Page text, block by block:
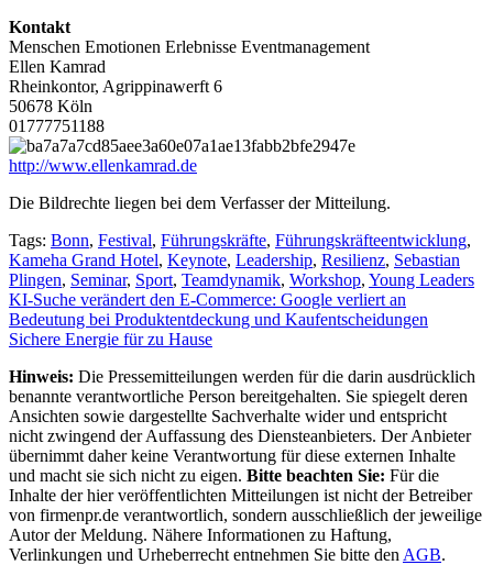
Kontakt
Menschen Emotionen Erlebnisse Eventmanagement
Ellen Kamrad
Rheinkontor, Agrippinawerft 6
50678 Köln
01777751188
http://www.ellenkamrad.de
Die Bildrechte liegen bei dem Verfasser der Mitteilung.
Tags: Bonn, Festival, Führungskräfte, Führungskräfteentwicklung,
Kameha Grand Hotel, Keynote, Leadership, Resilienz, Sebastian
Plingen, Seminar, Sport, Teamdynamik, Workshop, Young Leaders
Beitragsnavigation
KI-Suche verändert den E-Commerce: Google verliert an
Bedeutung bei Produktentdeckung und Kaufentscheidungen
Sichere Energie für zu Hause
Hinweis: Die Pressemitteilungen werden für die darin ausdrücklich
benannte verantwortliche Person bereitgehalten. Sie spiegelt deren
Ansichten sowie dargestellte Sachverhalte wider und entspricht
nicht zwingend der Auffassung des Diensteanbieters. Der Anbieter
übernimmt daher keine Verantwortung für diese externen Inhalte
und macht sie sich nicht zu eigen. Bitte beachten Sie: Für die
Inhalte der hier veröffentlichten Mitteilungen ist nicht der Betreiber
von firmenpr.de verantwortlich, sondern ausschließlich der jeweilige
Autor der Meldung. Nähere Informationen zu Haftung,
Verlinkungen und Urheberrecht entnehmen Sie bitte den AGB.